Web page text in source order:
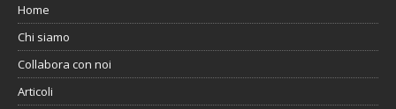
Home
Chi siamo
Collabora con noi
Articoli